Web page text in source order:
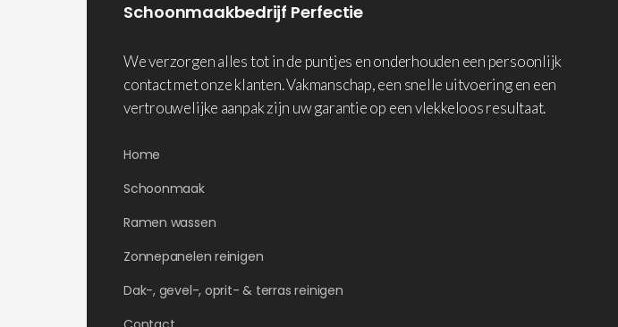
Schoonmaakbedrijf Perfectie
We verzorgen alles tot in de puntjes en onderhouden een persoonlijk
contact met onze klanten. Vakmanschap, een snelle uitvoering en een
vertrouwelijke aanpak zijn uw garantie op een vlekkeloos resultaat.
Home
Schoonmaak
Ramen wassen
Zonnepanelen reinigen
Dak-, gevel-, oprit- & terras reinigen